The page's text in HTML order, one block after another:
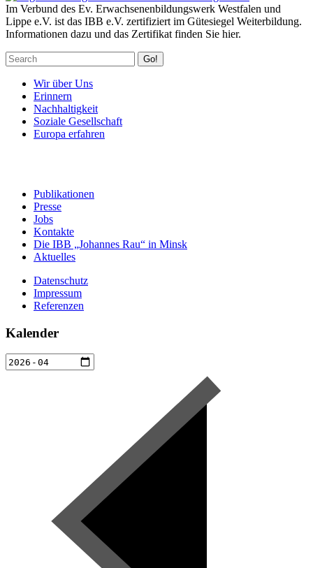
Im Verbund des Ev. Erwachsenenbildungswerk Westfalen und
Lippe e.V. ist das IBB e.V. zertifiziert im Gütesiegel Weiterbildung.
Informationen dazu und das Zertifikat finden Sie hier.
Go!
Wir über Uns
Erinnern
Nachhaltigkeit
Soziale Gesellschaft
Europa erfahren
Publikationen
Presse
Jobs
Kontakte
Die IBB „Johannes Rau“ in Minsk
Aktuelles
Datenschutz
Impressum
Referenzen
Kalender